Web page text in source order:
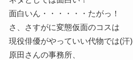
面白いん・・・・・・たがっ！
さ、さすがに変態仮面のコスは
現役俳優がやっていい代物では(汗)
原田さんの事務所、